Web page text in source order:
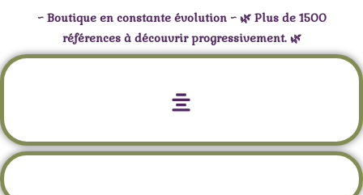
~ Boutique en constante évolution ~ 🌿 Plus de 1500
références à découvrir progressivement. 🌿
Cônes d’Encens Organic Goodness